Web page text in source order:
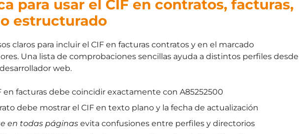
para usar el CIF en contratos, facturas,
estructurado
claros para incluir el CIF en facturas contratos y en el marcado
Una lista de comprobaciones sencillas ayuda a distintos perfiles desde
web.
en facturas debe coincidir exactamente con A85252500
debe mostrar el CIF en texto plano y la fecha de actualización
en todas páginas evita confusiones entre perfiles y directorios